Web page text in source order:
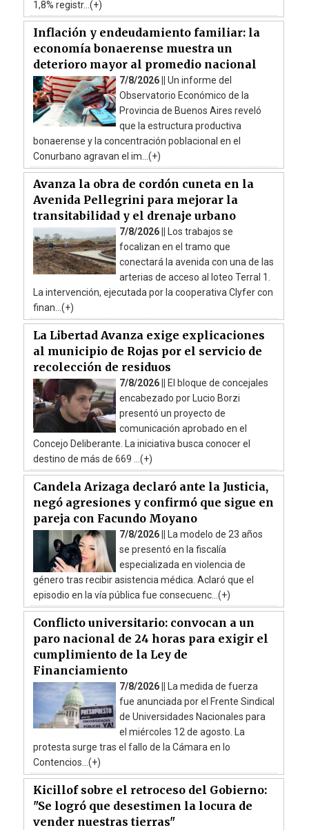
1,8% registr...(+)
Inflación y endeudamiento familiar: la
economía bonaerense muestra un
deterioro mayor al promedio nacional
7/8/2026 || Un informe del
Observatorio Económico de la
Provincia de Buenos Aires reveló
que la estructura productiva
bonaerense y la concentración poblacional en el
Conurbano agravan el im...(+)
Avanza la obra de cordón cuneta en la
Avenida Pellegrini para mejorar la
transitabilidad y el drenaje urbano
7/8/2026 ||
Los trabajos se
focalizan en el tramo que
conectará la avenida con una de las
arterias de acceso al loteo Terral 1.
La intervención, ejecutada por la cooperativa Clyfer con
finan...(+)
La Libertad Avanza exige explicaciones
al municipio de Rojas por el servicio de
recolección de residuos
7/8/2026 ||
El bloque de concejales
encabezado por Lucio Borzi
presentó un proyecto de
comunicación aprobado en el
Concejo Deliberante. La iniciativa busca conocer el
destino de más de 669 ...(+)
Candela Arizaga declaró ante la Justicia,
negó agresiones y confirmó que sigue en
pareja con Facundo Moyano
7/8/2026 ||
La modelo de 23 años
se presentó en la fiscalía
especializada en violencia de
género tras recibir asistencia médica. Aclaró que el
episodio en la vía pública fue consecuenc...(+)
Conflicto universitario: convocan a un
paro nacional de 24 horas para exigir el
cumplimiento de la Ley de
Financiamiento
7/8/2026 ||
La medida de fuerza
fue anunciada por el Frente Sindical
de Universidades Nacionales para
el miércoles 12 de agosto. La
protesta surge tras el fallo de la Cámara en lo
Contencios...(+)
Kicillof sobre el retroceso del Gobierno:
"Se logró que desestimen la locura de
vender nuestras tierras"